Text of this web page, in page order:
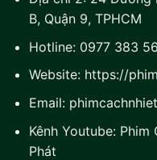
B, Quận 9, TPHCM
Hotline: 0977 383
Website: https://
Email:
Kênh Youtube: Phim
Phát